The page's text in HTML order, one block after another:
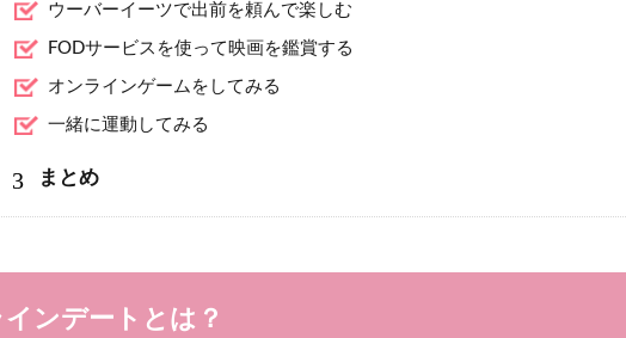
ウーバーイーツで出前を頼んで楽しむ
FODサービスを使って映画を鑑賞する
オンラインゲームをしてみる
一緒に運動してみる
3 まとめ
インデートとは？